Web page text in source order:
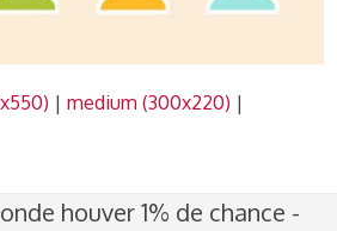
|medium (300x220) |
houver 1% de chance -